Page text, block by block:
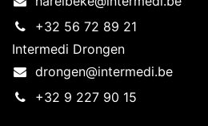
+32 56 72 89 21
Intermedi Drongen
drongen@intermedi.be
+32 9 227 90 15